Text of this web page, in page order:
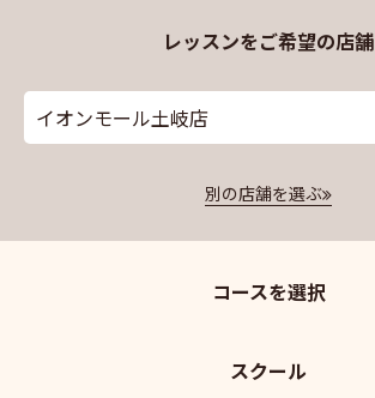
レッスンをご希望の店舗
イオンモール土岐店
別の店舗を選ぶ
コースを選択
スクール